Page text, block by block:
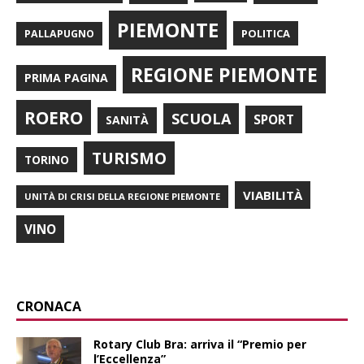
PALLAPUGNO PIEMONTE POLITICA
PRIMA PAGINA REGIONE PIEMONTE
ROERO SANITÀ SCUOLA SPORT
TORINO TURISMO
UNITÀ DI CRISI DELLA REGIONE PIEMONTE VIABILITÀ
VINO
CRONACA
Rotary Club Bra: arriva il “Premio per
l’Eccellenza”